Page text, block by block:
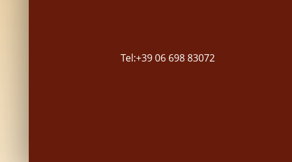
Tel:+39 06 698 83072